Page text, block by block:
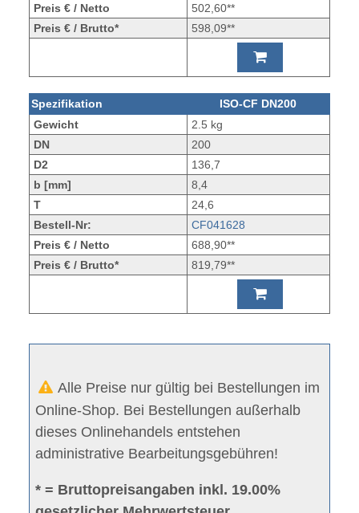
Preis € / Netto
502,60**
Preis € / Brutto*
598,09**
Spezifikation
ISO-CF DN200
Gewicht
2.5 kg
DN
200
D2
136,7
b [mm]
8,4
T
24,6
Bestell-Nr:
CF041628
Preis € / Netto
688,90**
Preis € / Brutto*
819,79**
Alle Preise nur gültig bei Bestellungen im
Online-Shop. Bei Bestellungen außerhalb
dieses Onlinehandels entstehen
administrative Bearbeitungsgebühren!
* = Bruttopreisangaben inkl. 19.00%